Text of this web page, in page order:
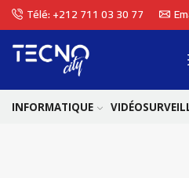
Télé: +212 711 03 30 77
INFORMATIQUE